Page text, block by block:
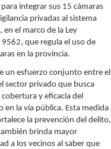
integrar sus 15 cámaras
privadas al sistema
en el marco de la Ley
9562, que regula el uso de
en la provincia.
un esfuerzo conjunto entre el
sector privado que busca
y eficacia del
en la vía pública. Esta medida
la prevención del delito,
brinda mayor
a los vecinos al saber que